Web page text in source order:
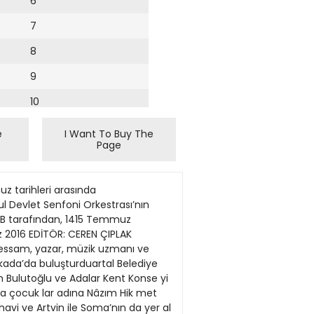
7
8
9
10
14
15
16
17
18
I Want To Buy The
Page
divanesi... Yedi solo albüm yapmasına rağmen renkli medyalarda adından bahsedilmeyen gözlerden ırak bir müzisyen. Hoyrat ve kalabalık bir itiş kakışın uzağında, genelde hasret ve yalnızlık şarkıları yazıyor Yılmaz. Düzenlemeleri Levent Canen tarafından yapılan şarkıların her birinde çok tanıdık konuklar var; İlkay Akkaya, Hilmi Yarayıcı, Efkan Şeşen, Niyazi Koyuncu, Nurettin Rençber, Erdal Güney, Arzu Görücü, Seza Kırgız, Sinan Güngör, Ahu Sağlam, Düşbaz, Ayhan Orhuntaş, Oğuz Aksaç gibi... Halk ozanları kültürünün modern bir örneği “Gökyüzü Mavi Kaldı.” Yangın sürüyor, elimizde körük... Yangın sürüyor... Atatürk Havalimanı’ndaki bombaların açtığı yangın değil sözünü ettiğim... Bugün 3 Temmuz. Dün Madımak katliamının 23. yılıydı. Dün devletin tüm güçleri, kurumları, denetimi, varlığına rağmen o gerici yobaz güruh, sekiz saatlik bir çaba sonunda, kendilerinden farklı düşünen her yaştan insanı, çocuk, yaşlı demeden diri diri yakmışlardı. Ne o yakanlar, ne yaktıranlar, ne kışkırtanlar, izin verenler, ne de sorumlu olanlar, hiçbiri ceza almadı. Aksine sırtları sıvazlandı. Bugün IŞİD’in canlı bombaları onların çocuklarıdır... Nasıl önlenir, ne yapmalı... Hepsi üzerine birbirinden farklı yorumlar, analizler okuyup duruyoruz. Ve çoğu kez elimizde körük seyrediyoruz... Karşıdevrimi durdurmalıyız! Benim diyeceğim sadece 2 sözcük: Karşıdevrimi durdurmak! Her gün Atatürk ve Cumhuriyet ilke ve devrimlerini yok sayan, geriye döndürmeye çalışan uygulamalara tanıklık ediyoruz. Her gün laikliğe karşı bir adım daha... Atatürk Havalimanı katlia